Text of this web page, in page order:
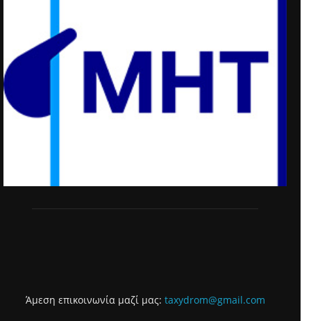
Άμεση επικοινωνία μαζί μας: taxydrom@gmail.com